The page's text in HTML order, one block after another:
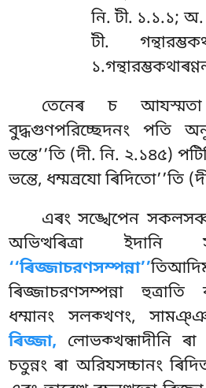
নি. টী. ১.১.১;
টী.
তেনেৰ চ আযস্মতা
বুদ্ধগুণপরিচ্ছেদনং পতি
ভন্তে’’তি (দী. নি. ২.১৪৫)
ভন্তে, ধম্মন্ৰযো ৰিদিতো’’তি
এৰং সঙ্খেপেন
অভিত্থৰিত্ৰা ইদানি
‘‘ৰিজ্জাচরণসম্পন্না’’
ৰিজ্জাচরণসম্পন্না
ধম্মানং সলক্খণং,
ৰিজ্জা, লোভক্খন্ধাদীনি
চতুন্নং ৰা অরিযসচ্চানং